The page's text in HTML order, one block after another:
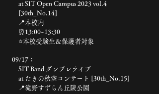
at SIT Open Campus 2023 vol.4
[30th_No.14]
📍本校内
⏰13:00~13:30
⭐️本校受験生＆保護者対象
09/17：
SIT Band ダンプレライブ
at たきの秋空コンサート [30th_No.15]
📍滝野すずらん丘陵公園